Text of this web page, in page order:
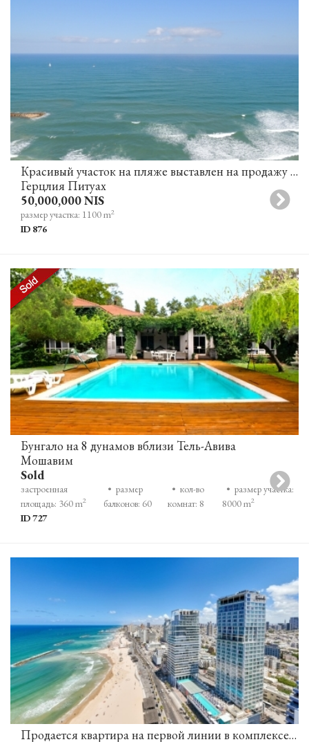
Красивый участок на пляже выставлен на продажу в Герцлия Питуах
Герцлия Питуах
50,000,000 NIS
размер участка: 1100 m2
ID 876
Бунгало на 8 дунамов вблизи Тель-Авива
Мошавим
Sold
застроенная
площадь: 360 m2
• размер
балконов: 60
• кол-во
комнат: 8
• размер участка:
8000 m2
ID 727
Продается квартира на первой линии в комплексе David Promenade Towers